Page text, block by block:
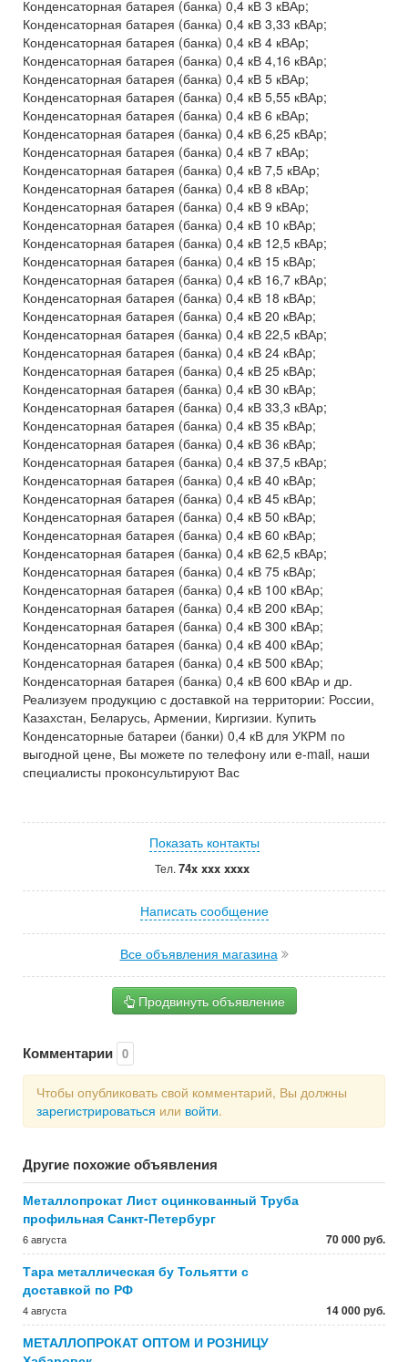
Конденсаторная батарея (банка) 0,4 кВ 3 кВАр;
Конденсаторная батарея (банка) 0,4 кВ 3,33 кВАр;
Конденсаторная батарея (банка) 0,4 кВ 4 кВАр;
Конденсаторная батарея (банка) 0,4 кВ 4,16 кВАр;
Конденсаторная батарея (банка) 0,4 кВ 5 кВАр;
Конденсаторная батарея (банка) 0,4 кВ 5,55 кВАр;
Конденсаторная батарея (банка) 0,4 кВ 6 кВАр;
Конденсаторная батарея (банка) 0,4 кВ 6,25 кВАр;
Конденсаторная батарея (банка) 0,4 кВ 7 кВАр;
Конденсаторная батарея (банка) 0,4 кВ 7,5 кВАр;
Конденсаторная батарея (банка) 0,4 кВ 8 кВАр;
Конденсаторная батарея (банка) 0,4 кВ 9 кВАр;
Конденсаторная батарея (банка) 0,4 кВ 10 кВАр;
Конденсаторная батарея (банка) 0,4 кВ 12,5 кВАр;
Конденсаторная батарея (банка) 0,4 кВ 15 кВАр;
Конденсаторная батарея (банка) 0,4 кВ 16,7 кВАр;
Конденсаторная батарея (банка) 0,4 кВ 18 кВАр;
Конденсаторная батарея (банка) 0,4 кВ 20 кВАр;
Конденсаторная батарея (банка) 0,4 кВ 22,5 кВАр;
Конденсаторная батарея (банка) 0,4 кВ 24 кВАр;
Конденсаторная батарея (банка) 0,4 кВ 25 кВАр;
Конденсаторная батарея (банка) 0,4 кВ 30 кВАр;
Конденсаторная батарея (банка) 0,4 кВ 33,3 кВАр;
Конденсаторная батарея (банка) 0,4 кВ 35 кВАр;
Конденсаторная батарея (банка) 0,4 кВ 36 кВАр;
Конденсаторная батарея (банка) 0,4 кВ 37,5 кВАр;
Конденсаторная батарея (банка) 0,4 кВ 40 кВАр;
Конденсаторная батарея (банка) 0,4 кВ 45 кВАр;
Конденсаторная батарея (банка) 0,4 кВ 50 кВАр;
Конденсаторная батарея (банка) 0,4 кВ 60 кВАр;
Конденсаторная батарея (банка) 0,4 кВ 62,5 кВАр;
Конденсаторная батарея (банка) 0,4 кВ 75 кВАр;
Конденсаторная батарея (банка) 0,4 кВ 100 кВАр;
Конденсаторная батарея (банка) 0,4 кВ 200 кВАр;
Конденсаторная батарея (банка) 0,4 кВ 300 кВАр;
Конденсаторная батарея (банка) 0,4 кВ 400 кВАр;
Конденсаторная батарея (банка) 0,4 кВ 500 кВАр;
Конденсаторная батарея (банка) 0,4 кВ 600 кВАр и др.
Реализуем продукцию с доставкой на территории: России,
Казахстан, Беларусь, Армении, Киргизии. Купить
Конденсаторные батареи (банки) 0,4 кВ для УКРМ по
выгодной цене, Вы можете по телефону или e-mail, наши
специалисты проконсультируют Вас
Показать контакты
Тел. 74x xxx xxxx
Написать сообщение
Все объявления магазина
Продвинуть объявление
Комментарии 0
Чтобы опубликовать свой комментарий, Вы должны
зарегистрироваться или войти.
Другие похожие объявления
Металлопрокат Лист оцинкованный Труба
профильная Санкт-Петербург
6 августа 70 000 руб.
Тара металлическая бу Тольятти с
доставкой по РФ
4 августа 14 000 руб.
МЕТАЛЛОПРОКАТ ОПТОМ И РОЗНИЦУ